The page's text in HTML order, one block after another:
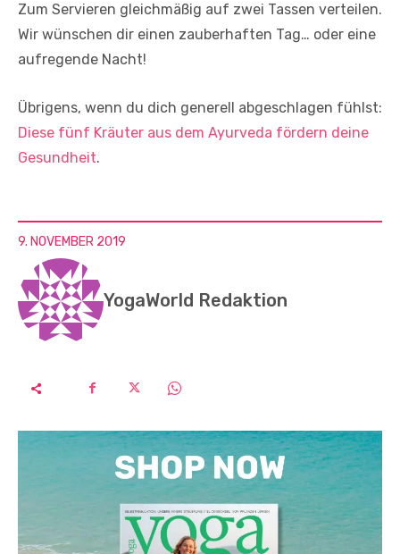
Zum Servieren gleichmäßig auf zwei Tassen verteilen.
Wir wünschen dir einen zauberhaften Tag… oder eine
aufregende Nacht!
Übrigens, wenn du dich generell abgeschlagen fühlst:
Diese fünf Kräuter aus dem Ayurveda fördern deine
Gesundheit.
9. NOVEMBER 2019
YogaWorld Redaktion